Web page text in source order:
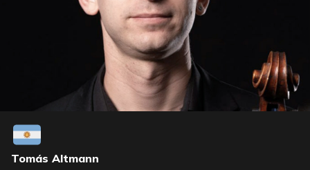
Tomás Altmann